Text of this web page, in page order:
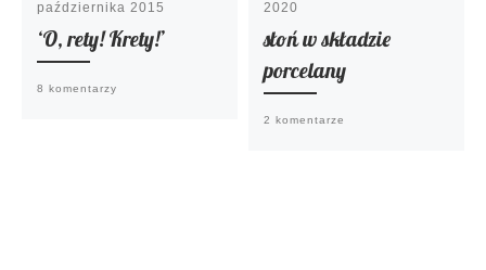
października 2015
‘O, rety! Krety!’
8 komentarzy
2020
słoń w składzie
porcelany
2 komentarze